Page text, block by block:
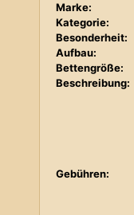
Marke:
Kategorie:
Besonderheit:
Aufbau:
Bettengröße:
Beschreibung:
Gebühren: